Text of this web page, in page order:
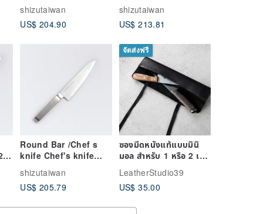
shizutaiwan
US$ 204.90
shizutaiwan
US$ 213.81
Round Bar /Chef s
knife Chef's knife
18CM
shizutaiwan
US$ 205.79
จัดส่งฟรี
ซองมีดหนังแท้แบบมินิ
มอล สำหรับ 1 หรือ 2 เล่ม
ขนาดกะทัดรัด
LeatherStudio39
US$ 35.00